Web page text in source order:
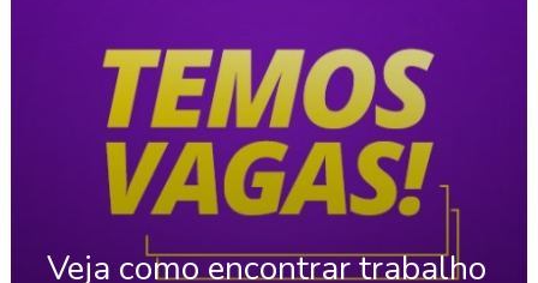
Veja como encontrar trabalho